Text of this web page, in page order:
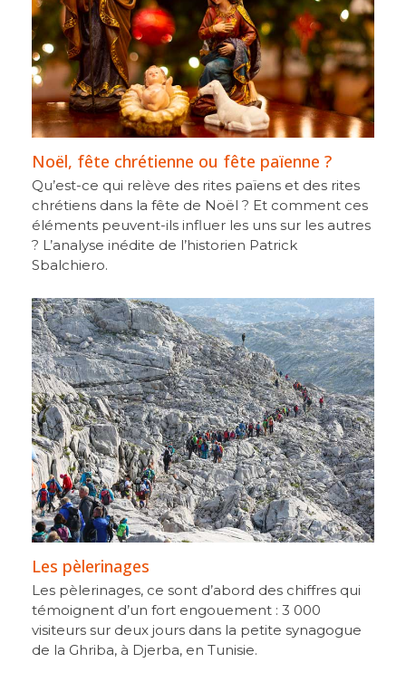
Noël, fête chrétienne ou fête païenne ?
Qu’est-ce qui relève des rites païens et des rites
chrétiens dans la fête de Noël ? Et comment ces
éléments peuvent-ils influer les uns sur les autres
? L’analyse inédite de l’historien Patrick
Sbalchiero.
Les pèlerinages
Les pèlerinages, ce sont d’abord des chiffres qui
témoignent d’un fort engouement : 3 000
visiteurs sur deux jours dans la petite synagogue
de la Ghriba, à Djerba, en Tunisie.